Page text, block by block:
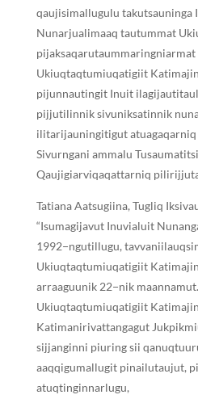
qaujisimallugulu
Nunarjualimaaq tautummat
Ukiuqtaqtumiuqatigiit
pijunnautingit Inuit
pijjutilinnik sivuniksatinnik
ilitarijauningitigut
Sivurngani ammalu
Qaujigiarviqaqattarniq
Tatiana Aatsugiina, Tugliq
“Isumagijavut Inuvialuit
1992−ngutillugu,
Ukiuqtaqtumiuqatigiit
arraaguunik 22−nik
Ukiuqtaqtumiuqatigiit
Katimanirivattangagut
sijjanginni piuring sii
aaqqigumallugit pinailutaujut,
atuqtinginnarlugu,